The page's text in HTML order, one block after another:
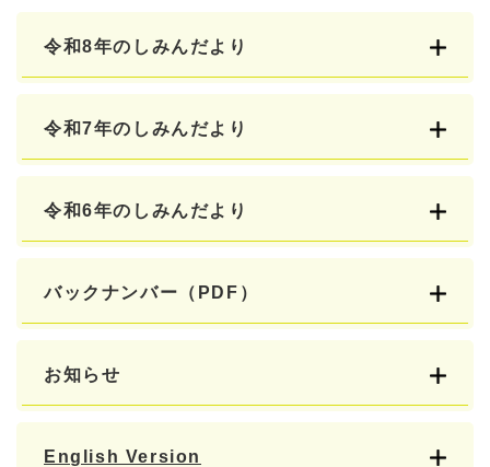
令和8年のしみんだより
令和7年のしみんだより
令和6年のしみんだより
バックナンバー（PDF）
お知らせ
English Version